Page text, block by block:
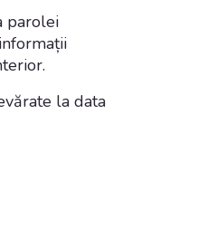
parolei
la data